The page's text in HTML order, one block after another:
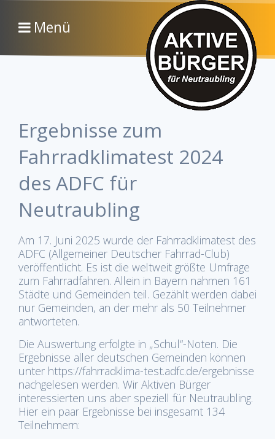
Menü
Ergebnisse zum
Fahrradklimatest 2024
des ADFC für
Neutraubling
Am 17. Juni 2025 wurde der Fahrradklimatest des
ADFC (Allgemeiner Deutscher Fahrrad-Club)
veröffentlicht. Es ist die weltweit größte Umfrage
zum Fahrradfahren. Allein in Bayern nahmen 161
Städte und Gemeinden teil. Gezählt werden dabei
nur Gemeinden, an der mehr als 50 Teilnehmer
antworteten.
Die Auswertung erfolgte in „Schul“-Noten. Die
Ergebnisse aller deutschen Gemeinden können
unter https://fahrradklima-test.adfc.de/ergebnisse
nachgelesen werden. Wir Aktiven Bürger
interessierten uns aber speziell für Neutraubling.
Hier ein paar Ergebnisse bei insgesamt 134
Teilnehmern: